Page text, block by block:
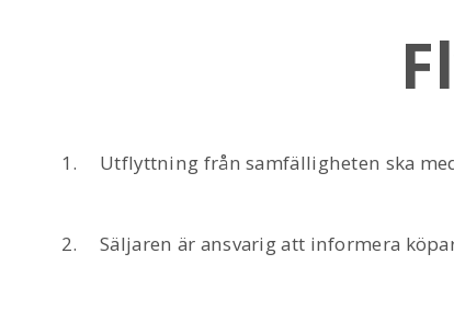
Utflyttning från samfälligheten ska
Säljaren är ansvarig att informera